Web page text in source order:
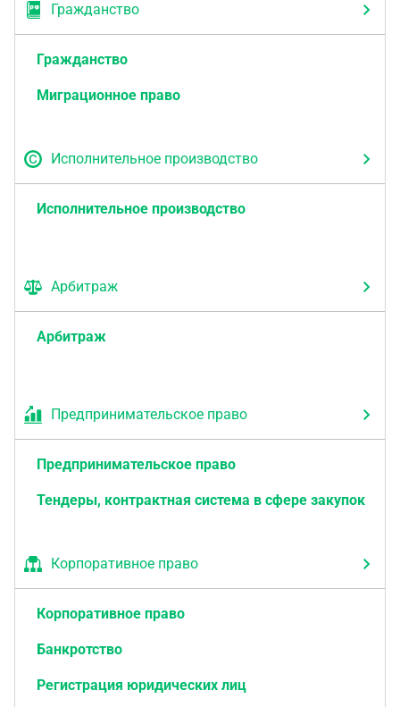
Гражданство
Гражданство
Миграционное право
Исполнительное производство
Исполнительное производство
Арбитраж
Арбитраж
Предпринимательское право
Предпринимательское право
Тендеры, контрактная система в сфере закупок
Корпоративное право
Корпоративное право
Банкротство
Регистрация юридических лиц